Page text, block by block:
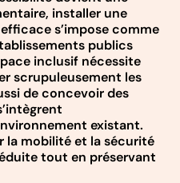
installer une
s’impose comme
publics
inclusif nécessite
scrupuleusement les
de concevoir des
existant.
la mobilité et la sécurité
tout en préservant